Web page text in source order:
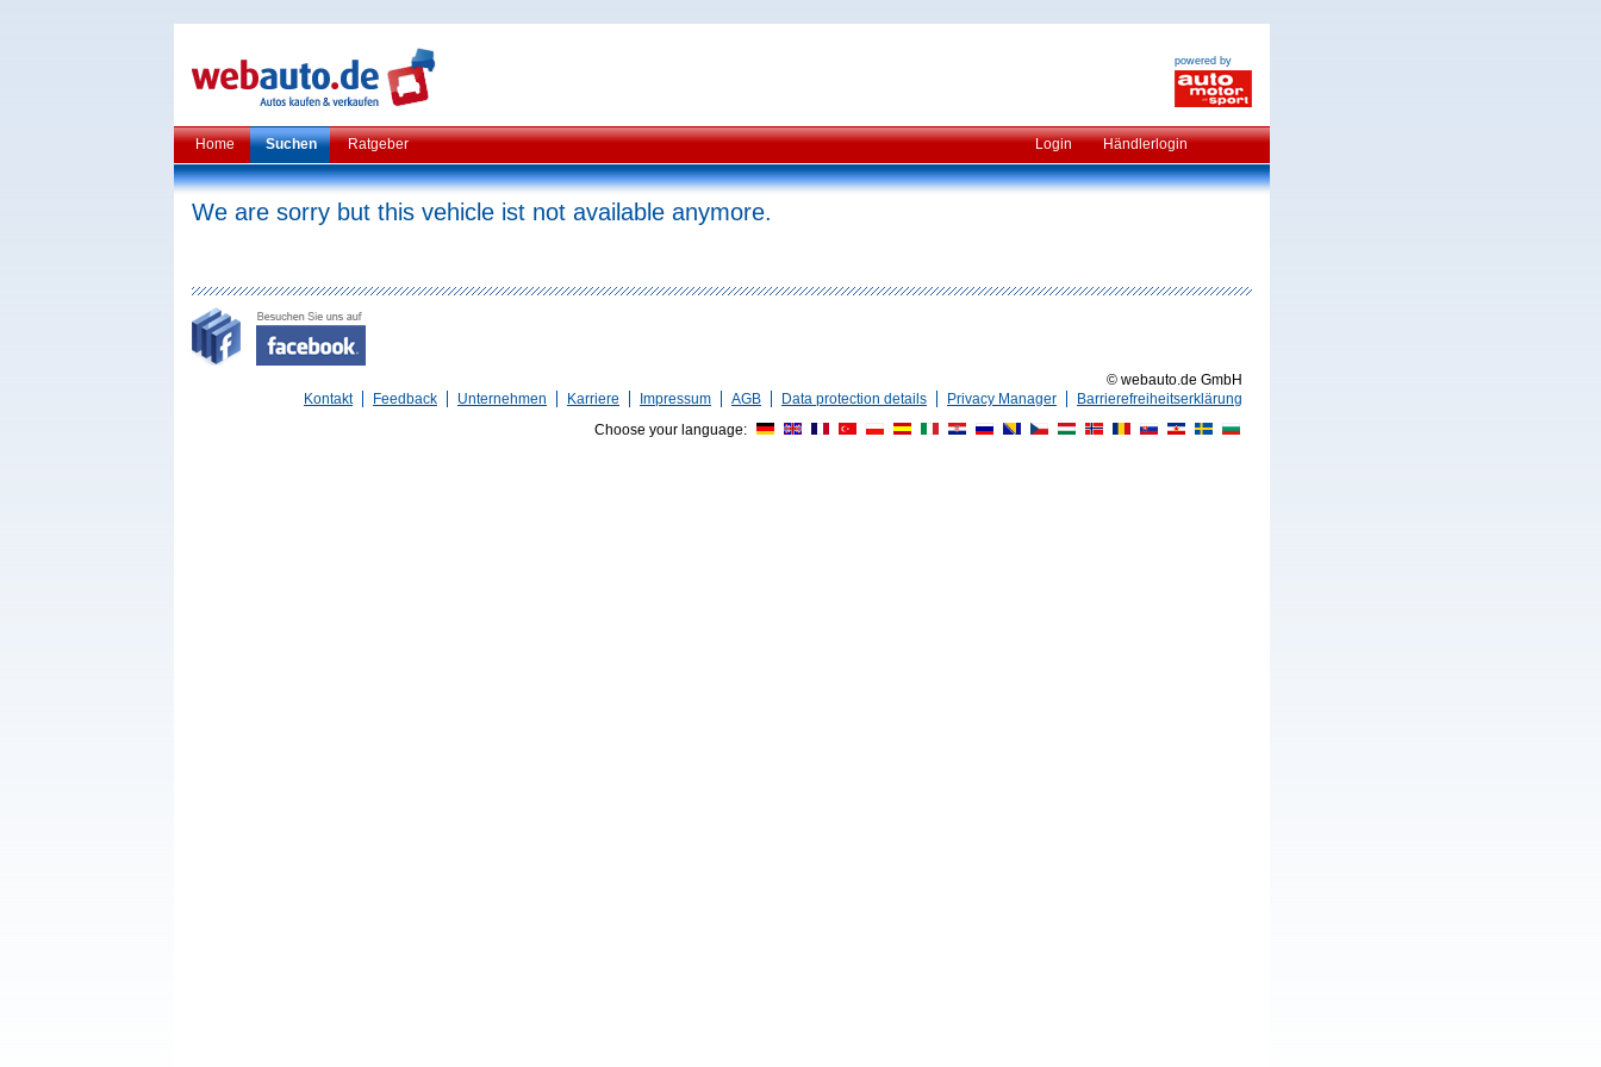
powered by
Home Suchen Ratgeber Login Händlerlogin
We are sorry but this vehicle ist not available anymore.
© webauto.de GmbH
Kontakt
Feedback Unternehmen Karriere Impressum AGB Data protection details Privacy Manager
Barrierefreiheitserklärung
Choose your language: